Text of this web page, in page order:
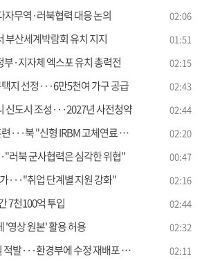
무역·러북협력 대응 논의 02:06
부산세계박람회 유치 지지 01:51
·지자체 엑스포 유치 총력전 02:15
지 선정···6만5천여 가구 공급 02:43
신도시 조성···2027년 사전청약 02:44
북 "신형 IRBM 고체연료 엔진 시험" 02:20
러북 군사협력은 심각한 위협" 00:47
···"취업 단계별 지원 강화" 02:16
7천100억 투입 02:44
'영상 원본' 활용 허용 02:32
···환경부에 수정 재배포 통보 02:11